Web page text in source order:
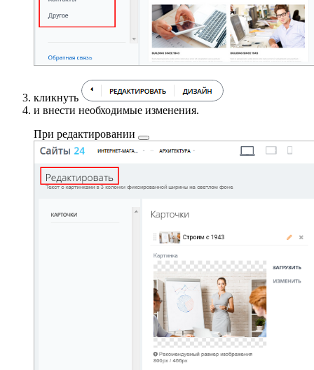
кликнуть
и внести необходимые изменения.
При редактировании